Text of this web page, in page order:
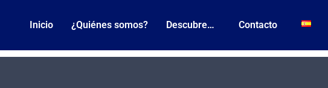
Inicio ¿Quiénes somos? Descubre… Contacto